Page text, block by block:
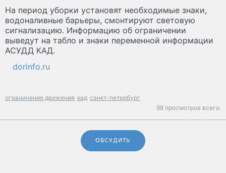
На период уборки установят необходимые знаки,
водоналивные барьеры, смонтируют световую
сигнализацию. Информацию об ограничении
выведут на табло и знаки переменной информации
АСУДД КАД.
dorinfo.ru
ограничение движения кад санкт-петербург
98 просмотров всего.
ОБСУДИТЬ